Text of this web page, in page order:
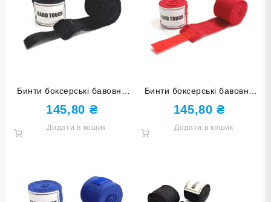
Бинти боксерські бавовна
HARD TOUCH 2,7 м чорні
145,80 ₴
Додати в кошик
Бинти боксерські бавовна
HARD TOUCH 3,5 м червоні
145,80₴
Додати в кошик